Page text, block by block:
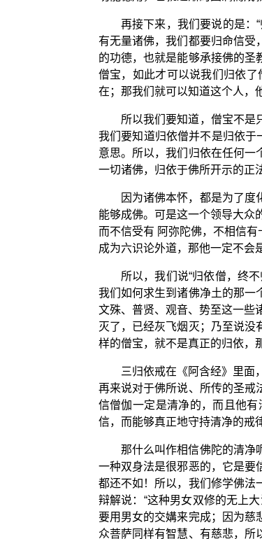
再接下来，我们要说的是：
有无量诸佛，我们都要归命信受
的功德，也就是能够承接佛的圣
僧宝，如此才可以说我们归依
在；那我们就可以知道这个人，
所以我们要知道，僧宝不是
我们要知道归依僧并不是归依于
意思。所以，我们归依在任何
一切诸佛，归依于佛所开示的正
因为诸佛本怀，都是为了
能够成佛。可是这一个领导大
而不信受有 阿弥陀佛，不相信
成为六识论外道，那他一定不会
所以，我们说“归依僧，终
我们如何求生到诸佛净土的那
文殊、普贤、观音、势至这一些
灭了，已经灰飞烟灭；乃至说
样的僧宝，就不是真正的归依，
三归依戒在《阿含经》里面
再来说对于佛所说、所传的圣戒
信僧伽一定是清净的，而且他
信，而能够真正地守持清净的戒
那什么叫作相信佛陀的清净
一种双身法是很邪恶的，它是要
都还不如！所以，我们修学佛法
辩解说：“这种男女双修的无上
要用男女的交媾来完成；因为慈
众菩萨同样有智慧、有慈悲，